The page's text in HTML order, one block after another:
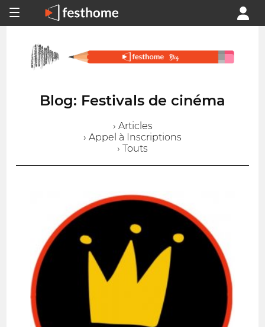
Blog: Festivals de cinéma
› Articles
› Appel à Inscriptions
› Touts